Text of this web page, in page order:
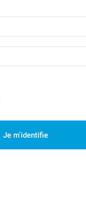
Je m'identifie